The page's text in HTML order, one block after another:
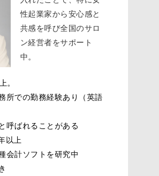
性起業家から安心感と
共感を呼び全国のサロ
ン経営者をサポート
中。
所での勤務経験あり（英語
ばれることがある
以上
会計ソフトを研究中